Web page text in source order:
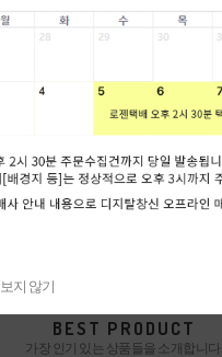
BEST PRODUCT
가장 인기 있는 상품들을 소개합니다.
지 않기